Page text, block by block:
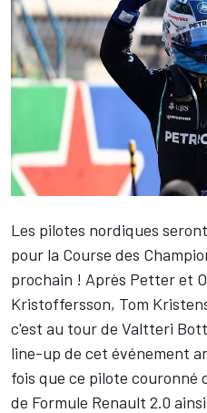
Les pilotes nordiques
pour la Course des
prochain ! Après Petter et
Kristoffersson, Tom
c'est au tour de Valtteri
line-up de cet événement
fois que ce pilote couronné
de Formule Renault 2.0